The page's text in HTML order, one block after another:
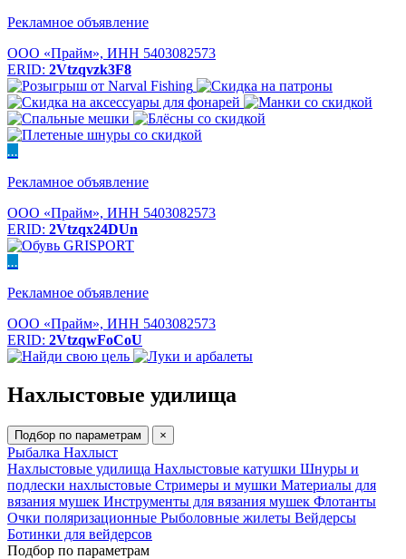
Рекламное объявление
ООО «Прайм», ИНН 5403082573
ERID: 2Vtzqvzk3F8
...
Рекламное объявление
ООО «Прайм», ИНН 5403082573
ERID: 2Vtzqx24DUn
...
Рекламное объявление
ООО «Прайм», ИНН 5403082573
ERID: 2VtzqwFoCoU
Нахлыстовые удилища
Подбор по параметрам ×
Рыбалка Нахлыст
Нахлыстовые удилища Нахлыстовые катушки Шнуры и
подлески нахлыстовые Стримеры и мушки Материалы для
вязания мушек Инструменты для вязания мушек Флотанты
Очки поляризационные Рыболовные жилеты Вейдерсы
Ботинки для вейдерсов
Подбор по параметрам